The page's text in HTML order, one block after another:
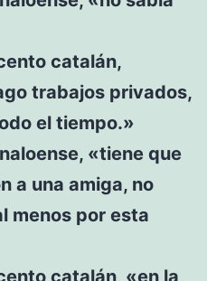
catalán,
trabajos privados,
el tiempo.»
«tiene que
a una amiga, no
menos por esta
catalán, «en la